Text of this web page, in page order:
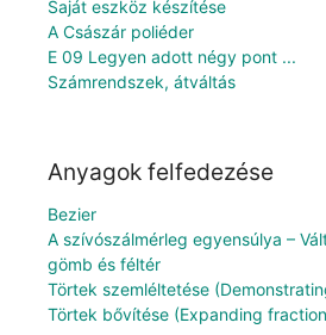
Saját eszköz készítése
A Császár poliéder
E 09 Legyen adott négy pont ...
Számrendszek, átváltás
Anyagok felfedezése
Bezier
A szívószálmérleg egyensúlya –
gömb és féltér
Törtek szemléltetése
Törtek bővítése (Expanding